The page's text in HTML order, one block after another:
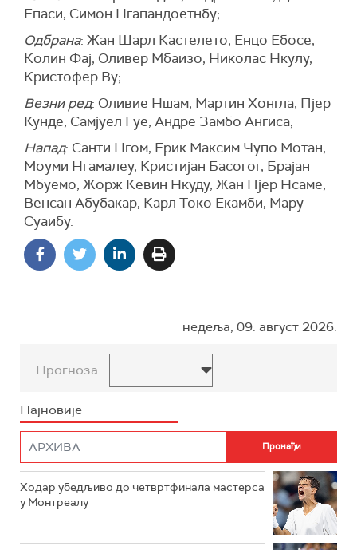
Епаси, Симон Нгапандоетнбу;
Одбрана: Жан Шарл Кастелето, Енцо Ебосе,
Колин Фај, Оливер Мбаизо, Николас Нкулу,
Кристофер Ву;
Везни ред: Оливие Ншам, Мартин Хонгла, Пјер
Кунде, Самјуел Гуе, Андре Замбо Ангиса;
Напад: Санти Нгом, Ерик Максим Чупо Мотан,
Моуми Нгамалеу, Кристијан Басогог, Брајан
Мбуемо, Жорж Кевин Нкуду, Жан Пјер Нсаме,
Венсан Абубакар, Карл Токо Екамби, Мару
Суаибу.
недеља, 09. август 2026.
Прогноза
Најновије
Ходар убедљиво до четвртфинала мастерса
у Монтреалу